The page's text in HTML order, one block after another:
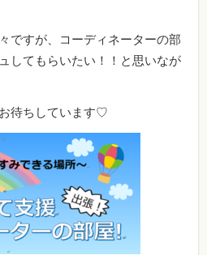
ですが、コーディネーターの部
してもらいたい！！と思いなが
待ちしています♡